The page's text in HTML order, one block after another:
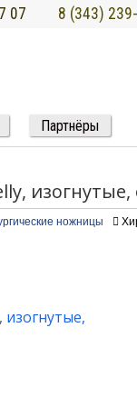
07 8 (343)
Партнёры
ножницы